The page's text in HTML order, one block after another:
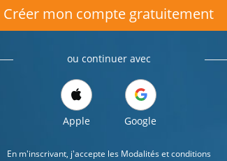
Créer mon compte gratuitement
ou continuer avec
Apple Google
En m'inscrivant, j'accepte les Modalités et conditions